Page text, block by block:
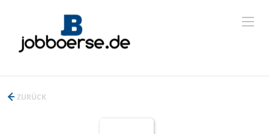
ZURÜCK